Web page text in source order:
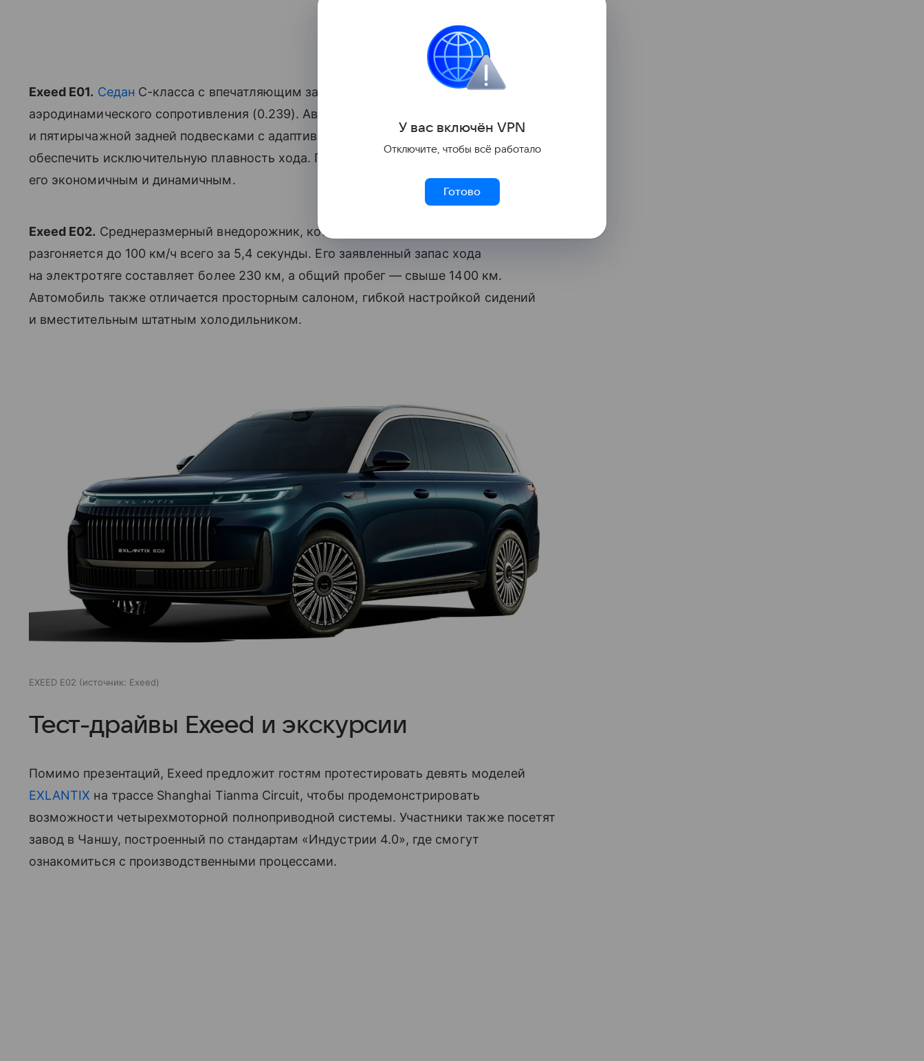
Exeed E01. Седан C-класса с впечатляющим запасом хода и низким коэффициентом
аэродинамического сопротивления (0.239). Автомобиль оснащен двойной передней
и пятирычажной задней подвесками с адаптивными
амортизаторами, что должно
обеспечить исключительную плавность хода. Гибридная силовая установка делает
его экономичным и динамичным.
Exeed E02. Среднеразмерный внедорожник, который, по данным компании,
разгоняется до 100 км/ч всего за 5,4 секунды. Его заявленный запас хода
на электротяге составляет более 230 км, а общий пробег — свыше 1400 км.
Автомобиль также отличается просторным салоном, гибкой настройкой сидений
и вместительным штатным холодильником.
EXEED E02 источник: Exeed
Тест-драйвы Exeed и экскурсии
Помимо презентаций, Exeed предложит гостям протестировать девять моделей
EXLANTIX на трассе Shanghai Tianma Circuit, чтобы продемонстрировать
возможности четырехмоторной полноприводной системы. Участники также посетят
завод в Чаншу, построенный по стандартам «Индустрии 4.0», где смогут
ознакомиться с производственными процессами.
У вас включён VPN
Отключите, чтобы всё работало
Готово